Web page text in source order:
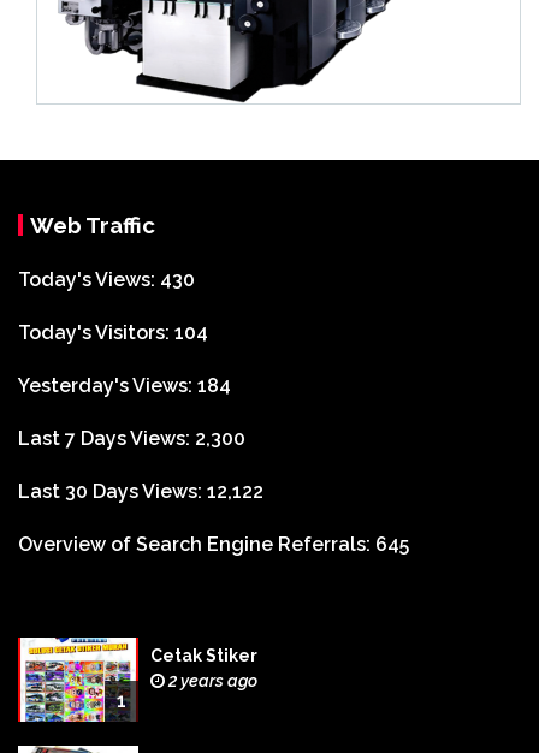
Web Traffic
Today's Views: 430
Today's Visitors: 104
Yesterday's Views: 184
Last 7 Days Views: 2,300
Last 30 Days Views: 12,122
Overview of Search Engine Referrals: 645
1
Cetak Stiker
2 years ago